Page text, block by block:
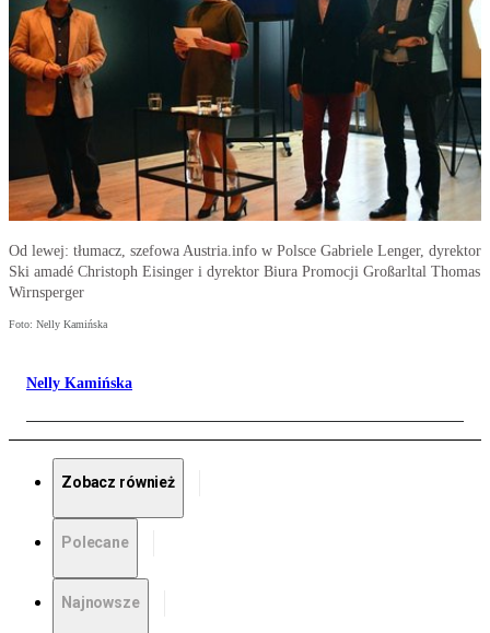
Od lewej: tłumacz, szefowa Austria.info w Polsce Gabriele Lenger, dyrektor
Ski amadé Christoph Eisinger i dyrektor Biura Promocji Großarltal Thomas
Wirnsperger
Foto: Nelly Kamińska
Nelly Kamińska
Zobacz również
Polecane
Najnowsze